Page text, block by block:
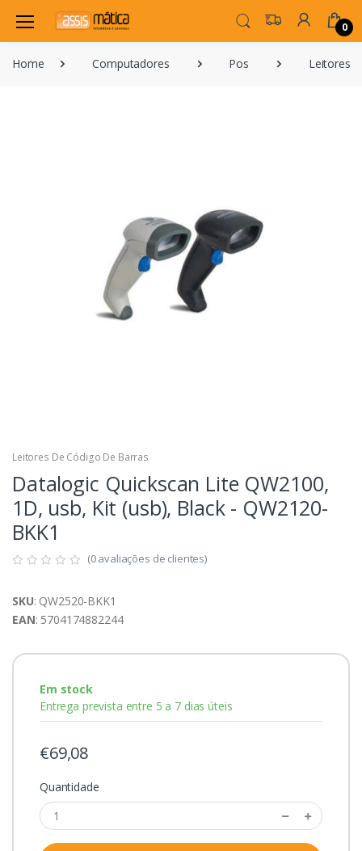
0
Home Computadores Pos Leitores
Leitores De Código De Barras
Datalogic Quickscan Lite QW2100,
1D, usb, Kit (usb), Black - QW2120-
BKK1
(0 avaliações de clientes)
SKU: QW2520-BKK1
EAN: 5704174882244
Em stock
Entrega prevista entre 5 a 7 dias úteis
€69,08
Quantidade